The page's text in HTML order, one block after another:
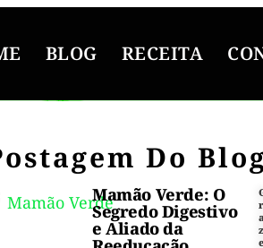
BLOG RECEITA
Do
Mamão Verde: O
Segredo Digestivo
e Aliado da
r